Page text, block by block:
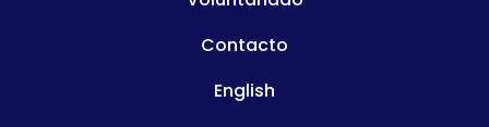
Contacto
English